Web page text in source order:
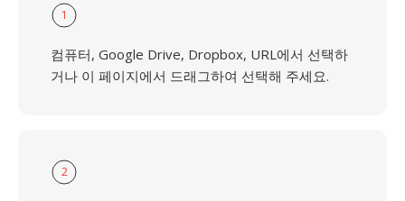
1
컴퓨터, Google Drive, Dropbox, URL에서 선택하
거나 이 페이지에서 드래그하여 선택해 주세요.
2